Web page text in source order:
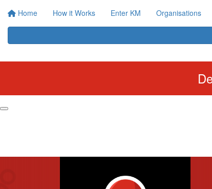
Home How it Works Enter KM Organisations